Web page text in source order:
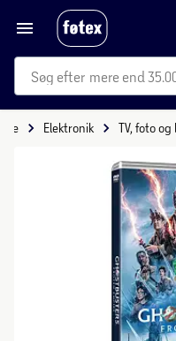
mere end
Elektronik TV, foto og